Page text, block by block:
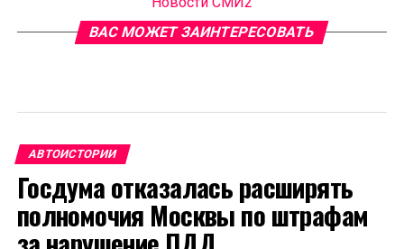
ВАС МОЖЕТ ЗАИНТЕРЕСОВАТЬ
АВТОИСТОРИИ
Госдума отказалась расширять
полномочия Москвы по штрафам